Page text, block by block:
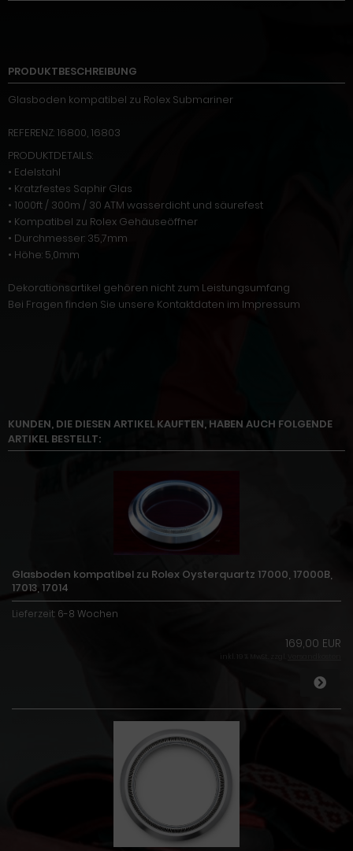
PRODUKTBESCHREIBUNG
Glasboden kompatibel zu Rolex Submariner
REFERENZ: 16800, 16803
PRODUKTDETAILS:
• Edelstahl
• Kratzfestes Saphir Glas
• 1000ft / 300m / 30 ATM wasserdicht und säurefest
• Kompatibel zu Rolex Gehäuseöffner
• Durchmesser: 35,7mm
• Höhe: 5,0mm
Dekorationsartikel gehören nicht zum Leistungsumfang
Bei Fragen finden Sie unsere Kontaktdaten im Impressum
KUNDEN, DIE DIESEN ARTIKEL KAUFTEN, HABEN AUCH FOLGENDE
ARTIKEL BESTELLT:
Glasboden kompatibel zu Rolex Oysterquartz 17000, 17000B,
17013, 17014
Lieferzeit: 6-8 Wochen
169,00 EUR